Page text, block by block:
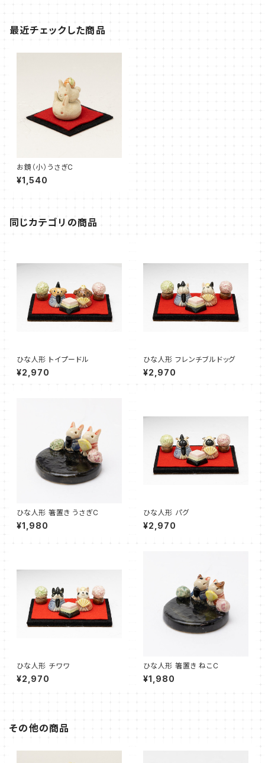
最近チェックした商品
お鏡（小）うさぎC
¥1,540
同じカテゴリの商品
ひな人形 トイプードル
¥2,970
ひな人形 フレンチブルドッグ
¥2,970
ひな人形 箸置き うさぎC
¥1,980
ひな人形 パグ
¥2,970
ひな人形 チワワ
¥2,970
ひな人形 箸置き ねこC
¥1,980
その他の商品